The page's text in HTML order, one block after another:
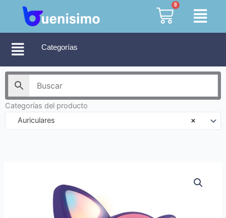
contenido
0
Cart
Categorías
Categorías del producto
×
Auriculares